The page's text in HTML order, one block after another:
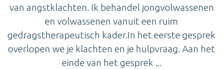
van angstklachten. Ik behandel jongvolwassenen
en volwassenen vanuit een ruim
gedragstherapeutisch kader.In het eerste gesprek
overlopen we je klachten en je hulpvraag. Aan het
einde van het gesprek ...